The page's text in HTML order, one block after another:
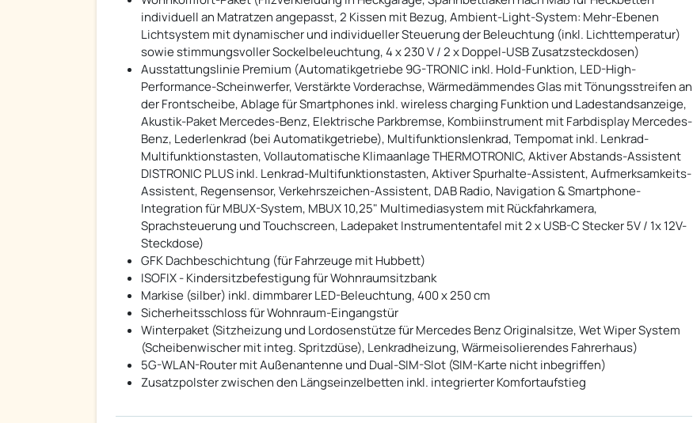
individuell an Matratzen angepasst, 2 Kissen mit Bezug, Ambient-Light-System: Mehr-Ebenen
Lichtsystem mit dynamischer und individueller Steuerung der Beleuchtung (inkl. Lichttemperatur)
sowie stimmungsvoller Sockelbeleuchtung, 4 x 230 V / 2 x Doppel-USB Zusatzsteckdosen)
Ausstattungslinie Premium (Automatikgetriebe 9G-TRONIC inkl. Hold-Funktion, LED-High-
Performance-Scheinwerfer, Verstärkte Vorderachse, Wärmedämmendes Glas mit Tönungsstreifen an
der Frontscheibe, Ablage für Smartphones inkl. wireless charging Funktion und Ladestandsanzeige,
Akustik-Paket Mercedes-Benz, Elektrische Parkbremse, Kombiinstrument mit Farbdisplay Mercedes-
Benz, Lederlenkrad (bei Automatikgetriebe), Multifunktionslenkrad, Tempomat inkl. Lenkrad-
Multifunktionstasten, Vollautomatische Klimaanlage THERMOTRONIC, Aktiver Abstands-Assistent
DISTRONIC PLUS inkl. Lenkrad-Multifunktionstasten, Aktiver Spurhalte-Assistent, Aufmerksamkeits-
Assistent, Regensensor, Verkehrszeichen-Assistent, DAB Radio, Navigation & Smartphone-
Integration für MBUX-System, MBUX 10,25" Multimediasystem mit Rückfahrkamera,
Sprachsteuerung und Touchscreen, Ladepaket Instrumententafel mit 2 x USB-C Stecker 5V / 1x 12V-
Steckdose)
GFK Dachbeschichtung (für Fahrzeuge mit Hubbett)
ISOFIX - Kindersitzbefestigung für Wohnraumsitzbank
Markise (silber) inkl. dimmbarer LED-Beleuchtung, 400 x 250 cm
Sicherheitsschloss für Wohnraum-Eingangstür
Winterpaket (Sitzheizung und Lordosenstütze für Mercedes Benz Originalsitze, Wet Wiper System
(Scheibenwischer mit integ. Spritzdüse), Lenkradheizung, Wärmeisolierendes Fahrerhaus)
5G-WLAN-Router mit Außenantenne und Dual-SIM-Slot (SIM-Karte nicht inbegriffen)
Zusatzpolster zwischen den Längseinzelbetten inkl. integrierter Komfortaufstieg